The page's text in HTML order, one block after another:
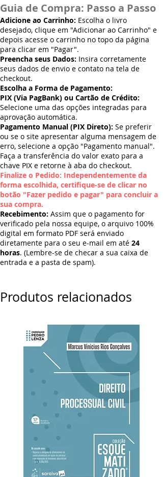
Guia de Compra: Passo a Passo
Adicione ao Carrinho: Escolha o livro
desejado, clique em "Adicionar ao Carrinho" e
depois acesse o carrinho no topo da página
para clicar em "Pagar".
Preencha seus Dados: Insira corretamente
seus dados de envio e contato na tela de
checkout.
Escolha a Forma de Pagamento:
PIX (Via PagBank) ou Cartão de Crédito:
Selecione uma das opções integradas para
aprovação automática.
Pagamento Manual (PIX Direto): Se preferir
ou se o site apresentar alguma mensagem de
erro, selecione a opção "Pagamento manual".
Faça a transferência do valor exato para a
chave PIX e retorne à aba do checkout.
Finalize o Pedido: Independentemente da
forma escolhida, certifique-se de clicar no
botão "Fazer pedido e pagar" para concluir a
sua compra.
Recebimento: Assim que o pagamento for
verificado pela nossa equipe, o arquivo 100%
digital em formato PDF será enviado
diretamente para o seu e-mail em até 24
horas. (Lembre-se de checar a sua caixa de
entrada e a pasta de spam).
Produtos relacionados